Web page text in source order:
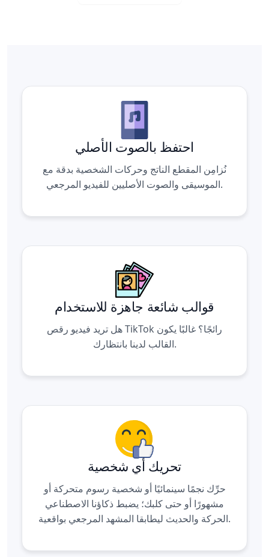
احتفظ بالصوت الأصلي
نُزامِن المقطع الناتج وحركات الشخصية بدقة مع
الموسيقى والصوت الأصليين للفيديو المرجعي.
قوالب شائعة جاهزة للاستخدام
هل تريد فيديو رقص TikTok رائجًا؟ غالبًا يكون
القالب لدينا بانتظارك.
تحريك أي شخصية
حرِّك نجمًا سينمائيًا أو شخصية رسوم متحركة أو
مشهورًا أو حتى كلبك؛ يضبط ذكاؤنا الاصطناعي
الحركة والحديث ليطابقا المشهد المرجعي بواقعية.